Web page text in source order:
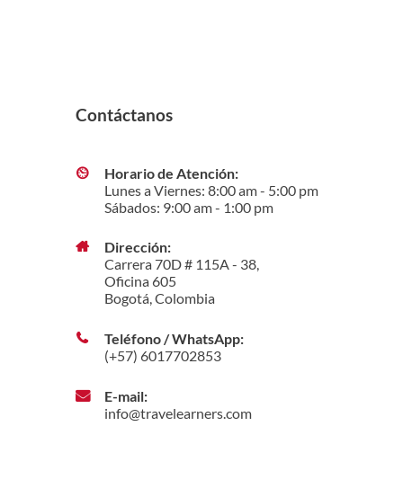
Contáctanos
Horario de Atención:
Lunes a Viernes: 8:00 am - 5:00 pm
Sábados: 9:00 am - 1:00 pm
Dirección:
Carrera 70D # 115A - 38,
Oficina 605
Bogotá, Colombia
Teléfono / WhatsApp:
(+57) 6017702853
E-mail:
info@travelearners.com